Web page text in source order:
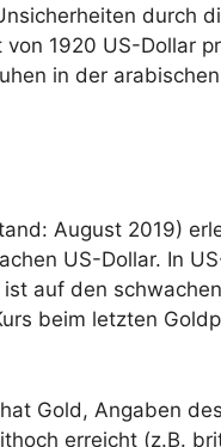
durch
1920 US-Dollar
in der
August 2019)
US-Dollar. In
auf den
beim letzten
Gold, Angaben
erreicht (z.B.